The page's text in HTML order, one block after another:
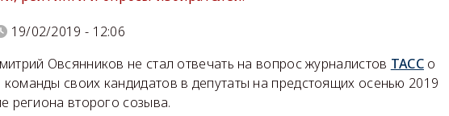
19/02/2019 - 12:06
Овсянников не стал отвечать на вопрос журналистов ТАССо
своих кандидатов в депутаты на предстоящих осенью 2019
региона второго созыва.